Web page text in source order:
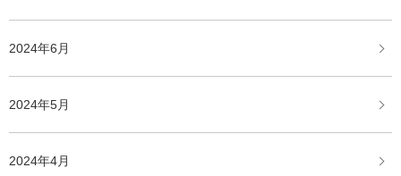
2024年6月
2024年5月
2024年4月